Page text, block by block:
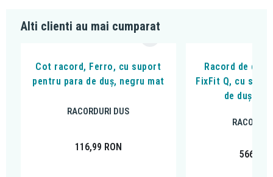
baia ta. Comandă acum!
Alti clienti au mai cumparat
Cot racord, Ferro, cu suport
pentru para de duș, negru mat
RACORDURI DUS
116,99 RON
Racord de duș,
FixFit Q, cu
de duș,
566,97